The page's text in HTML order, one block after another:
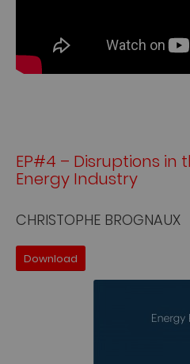
EP#4 – Disruptions in
Energy Industry
CHRISTOPHE BROGNAUX
Download